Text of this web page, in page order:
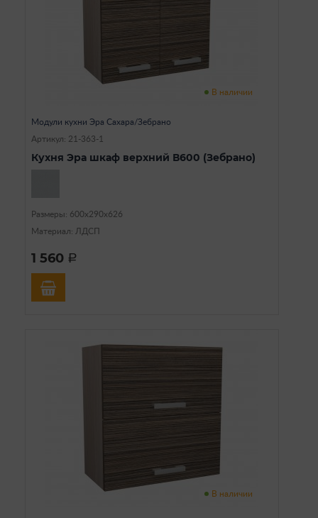
В наличии
Модули кухни Эра Сахара/Зебрано
Артикул: 21-363-1
Кухня Эра шкаф верхний В600 (Зебрано)
Размеры: 600х290х626
Материал: ЛДСП
1 560 a
В наличии